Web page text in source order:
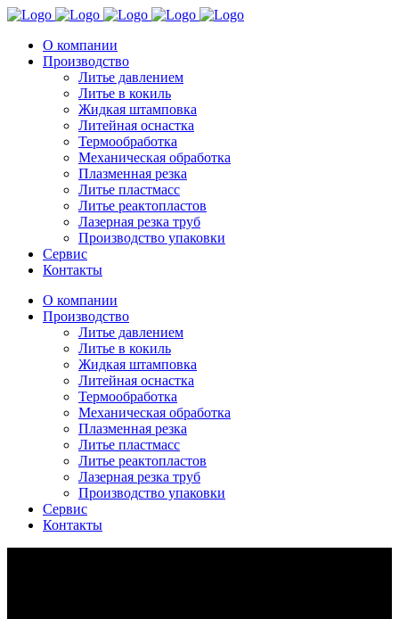
О компании
Производство
Литье давлением
Литье в кокиль
Жидкая штамповка
Литейная оснастка
Термообработка
Механическая обработка
Плазменная резка
Литье пластмасс
Литье реактопластов
Лазерная резка труб
Производство упаковки
Сервис
Контакты
О компании
Производство
Литье давлением
Литье в кокиль
Жидкая штамповка
Литейная оснастка
Термообработка
Механическая обработка
Плазменная резка
Литье пластмасс
Литье реактопластов
Лазерная резка труб
Производство упаковки
Сервис
Контакты